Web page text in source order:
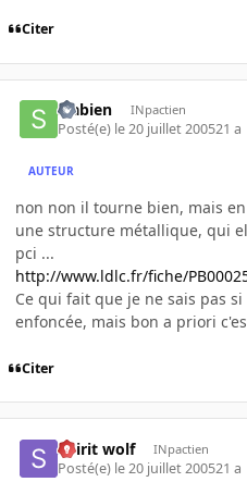
Citer
sfabien INpactien
Posté(e) le 20 juillet 200521 a
AUTEUR
non non il tourne bien, mais
une structure métallique, qui
pci ...
http://www.ldlc.fr/fiche/
Ce qui fait que je ne sais pas
enfoncée, mais bon a priori
Citer
Spirit wolf INpactien
Posté(e) le 20 juillet 200521 a